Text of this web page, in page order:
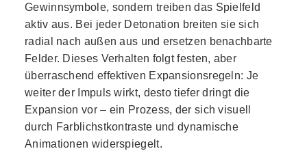
Gewinnsymbole, sondern treiben das Spielfeld
aktiv aus. Bei jeder Detonation breiten sie sich
radial nach außen aus und ersetzen benachbarte
Felder. Dieses Verhalten folgt festen, aber
überraschend effektiven Expansionsregeln: Je
weiter der Impuls wirkt, desto tiefer dringt die
Expansion vor – ein Prozess, der sich visuell
durch Farblichstkontraste und dynamische
Animationen widerspiegelt.